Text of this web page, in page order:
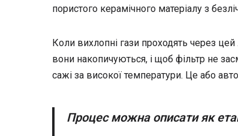
пористого керамічного матеріалу з
Коли вихлопні гази проходять через цей
вони накопичуються, і щоб фільтр не
сажі за високої температури. Це або
Процес можна описати як